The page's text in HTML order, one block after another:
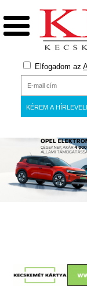
Elfogadom az